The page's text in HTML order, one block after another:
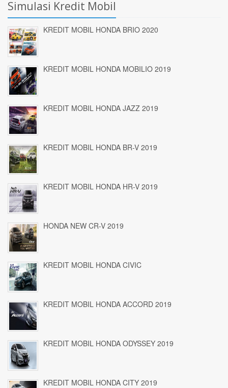
Simulasi Kredit Mobil
KREDIT MOBIL HONDA BRIO 2020
KREDIT MOBIL HONDA MOBILIO 2019
KREDIT MOBIL HONDA JAZZ 2019
KREDIT MOBIL HONDA BR-V 2019
KREDIT MOBIL HONDA HR-V 2019
HONDA NEW CR-V 2019
KREDIT MOBIL HONDA CIVIC
KREDIT MOBIL HONDA ACCORD 2019
KREDIT MOBIL HONDA ODYSSEY 2019
KREDIT MOBIL HONDA CITY 2019